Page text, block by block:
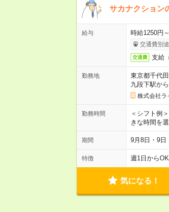
サカナクション
給与 時給1250円～
交通費別
交通費 支給
勤務地
東京都千代
九段下駅か
株式会社ラ
勤務時間
＜シフト例
きな時間を
期間 9月8日・9日
特徴 週1日からOK
気になる！